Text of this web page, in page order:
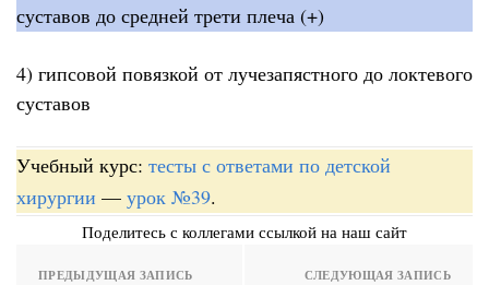
суставов до средней трети плеча (+)
4) гипсовой повязкой от лучезапястного до локтевого
суставов
Учебный курс: тесты с ответами по детской
хирургии — урок №39.
Поделитесь с коллегами ссылкой на наш сайт
ПРЕДЫДУЩАЯ ЗАПИСЬ СЛЕДУЮЩАЯ ЗАПИСЬ